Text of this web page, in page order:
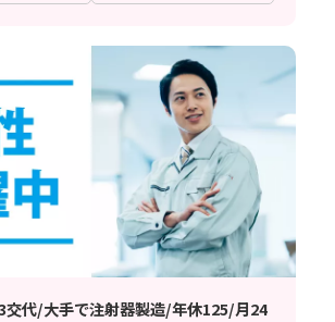
3交代/大手で注射器製造/年休125/月24